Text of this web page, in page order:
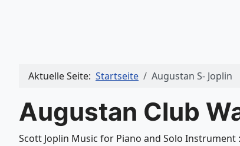
Aktuelle Seite: Startseite Augustan S- Joplin
Augustan Club
Scott Joplin Music for Piano and Solo Instrument